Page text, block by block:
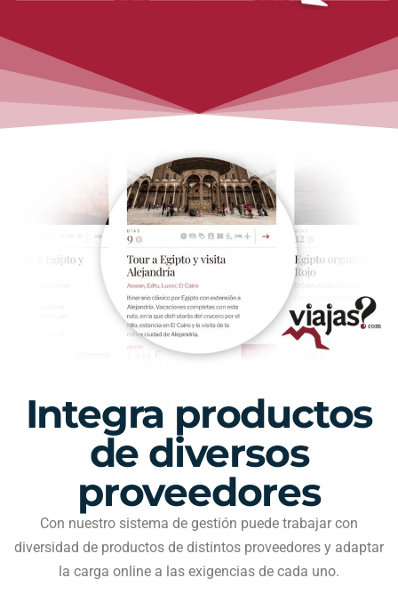
Integra productos
de diversos
proveedores
Con nuestro sistema de gestión puede trabajar con
diversidad de productos de distintos proveedores y adaptar
la carga online a las exigencias de cada uno.